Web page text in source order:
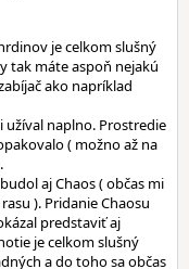
je celkom slušný
tak máte aspoň nejakú
ako napríklad
naplno. Prostredie
( možno až na
aj Chaos ( občas mi
). Pridanie Chaosu
predstaviť aj
je celkom slušný
a do toho sa občas